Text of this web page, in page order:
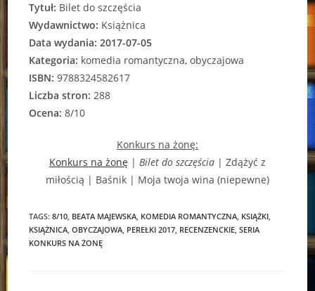
Tytuł: Bilet do szczęścia
Wydawnictwo: Książnica
Data wydania: 2017-07-05
Kategoria: komedia romantyczna, obyczajowa
ISBN: 9788324582617
Liczba stron: 288
Ocena: 8/10
Konkurs na żonę:
Konkurs na żonę | Bilet do szczęścia | Zdążyć z
miłością | Baśnik | Moja twoja wina (niepewne)
TAGS:8/10, BEATA MAJEWSKA, KOMEDIA ROMANTYCZNA, KSIĄŻKI,
KSIĄŻNICA, OBYCZAJOWA, PEREŁKI 2017, RECENZENCKIE, SERIA
KONKURS NA ŻONĘ